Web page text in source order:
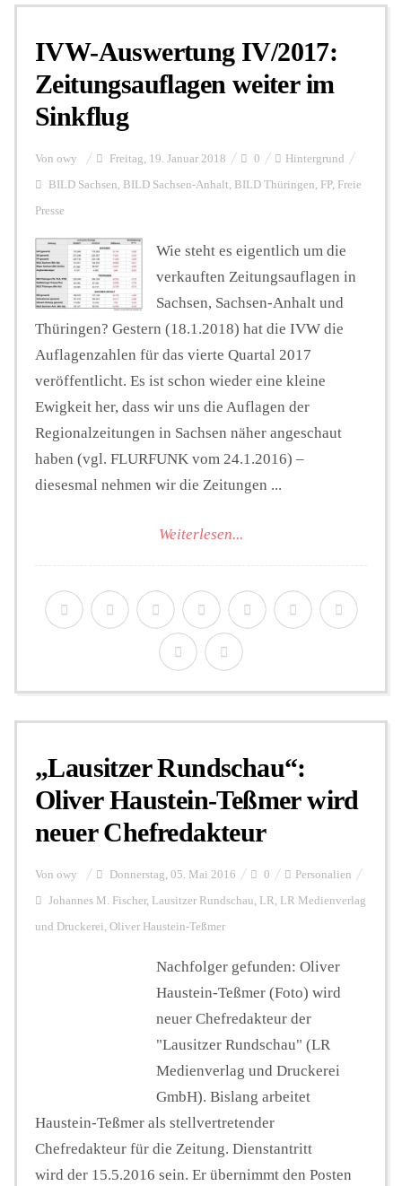
Personalien
FUNKTURM-Beiträge
Podcast
Seminare
Unterstützen
IVW-Auswertung IV/2017:
Zeitungsauflagen weiter im
Sinkflug
Von owy Freitag, 19. Januar 2018 0 Hintergrund
BILD Sachsen, BILD Sachsen-Anhalt, BILD Thüringen, FP, Freie
Presse
Wie steht es eigentlich um die
verkauften Zeitungsauflagen in
Sachsen, Sachsen-Anhalt und
Thüringen? Gestern (18.1.2018) hat die IVW die
Auflagenzahlen für das vierte Quartal 2017
veröffentlicht. Es ist schon wieder eine kleine
Ewigkeit her, dass wir uns die Auflagen der
Regionalzeitungen in Sachsen näher angeschaut
haben (vgl. FLURFUNK vom 24.1.2016) –
diesesmal nehmen wir die Zeitungen ...
Weiterlesen...
„Lausitzer Rundschau“:
Oliver Haustein-Teßmer wird
neuer Chefredakteur
Von owy Donnerstag, 05. Mai 2016 0 Personalien
Johannes M. Fischer, Lausitzer Rundschau, LR, LR Medienverlag
und Druckerei, Oliver Haustein-Teßmer
Nachfolger gefunden: Oliver
Haustein-Teßmer (Foto) wird
neuer Chefredakteur der
"Lausitzer Rundschau" (LR
Medienverlag und Druckerei
GmbH). Bislang arbeitet
Haustein-Teßmer als stellvertretender
Chefredakteur für die Zeitung. Dienstantritt
wird der 15.5.2016 sein. Er übernimmt den Posten